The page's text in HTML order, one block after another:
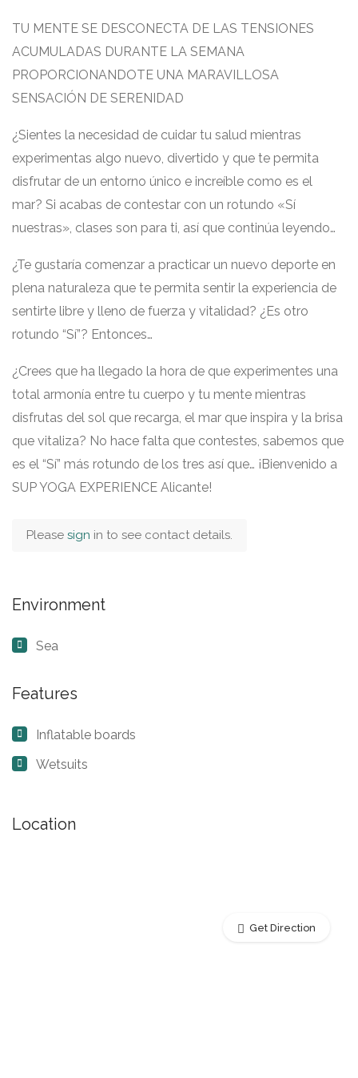
TU MENTE SE DESCONECTA DE LAS TENSIONES
ACUMULADAS DURANTE LA SEMANA
PROPORCIONANDOTE UNA MARAVILLOSA
SENSACIÓN DE SERENIDAD
¿Sientes la necesidad de cuidar tu salud mientras
experimentas algo nuevo, divertido y que te permita
disfrutar de un entorno único e increíble como es el
mar? Si acabas de contestar con un rotundo «Sí
nuestras», clases son para ti, así que continúa leyendo…
¿Te gustaría comenzar a practicar un nuevo deporte en
plena naturaleza que te permita sentir la experiencia de
sentirte libre y lleno de fuerza y ​​vitalidad? ¿Es otro
rotundo “Sí”? Entonces…
¿Crees que ha llegado la hora de que experimentes una
total armonía entre tu cuerpo y tu mente mientras
disfrutas del sol que recarga, el mar que inspira y la brisa
que vitaliza? No hace falta que contestes, sabemos que
es el “Sí” más rotundo de los tres así que… ¡Bienvenido a
SUP YOGA EXPERIENCE Alicante!
Please sign in to see contact details.
Environment
Sea
Features
Inflatable boards
Wetsuits
Location
Get Direction